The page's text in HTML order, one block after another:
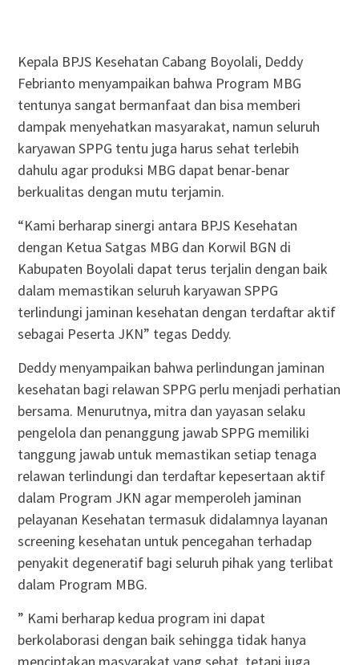
Kepala BPJS Kesehatan Cabang Boyolali, Deddy
Febrianto menyampaikan bahwa Program MBG
tentunya sangat bermanfaat dan bisa memberi
dampak menyehatkan masyarakat, namun seluruh
karyawan SPPG tentu juga harus sehat terlebih
dahulu agar produksi MBG dapat benar-benar
berkualitas dengan mutu terjamin.
“Kami berharap sinergi antara BPJS Kesehatan
dengan Ketua Satgas MBG dan Korwil BGN di
Kabupaten Boyolali dapat terus terjalin dengan baik
dalam memastikan seluruh karyawan SPPG
terlindungi jaminan kesehatan dengan terdaftar aktif
sebagai Peserta JKN” tegas Deddy.
Deddy menyampaikan bahwa perlindungan jaminan
kesehatan bagi relawan SPPG perlu menjadi perhatian
bersama. Menurutnya, mitra dan yayasan selaku
pengelola dan penanggung jawab SPPG memiliki
tanggung jawab untuk memastikan setiap tenaga
relawan terlindungi dan terdaftar kepesertaan aktif
dalam Program JKN agar memperoleh jaminan
pelayanan Kesehatan termasuk didalamnya layanan
screening kesehatan untuk pencegahan terhadap
penyakit degeneratif bagi seluruh pihak yang terlibat
dalam Program MBG.
” Kami berharap kedua program ini dapat
berkolaborasi dengan baik sehingga tidak hanya
menciptakan masyarakat yang sehat, tetapi juga